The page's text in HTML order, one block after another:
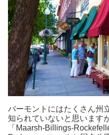
バーモントにはたくさん州
知られていないと思います
「Maarsh-Billings-